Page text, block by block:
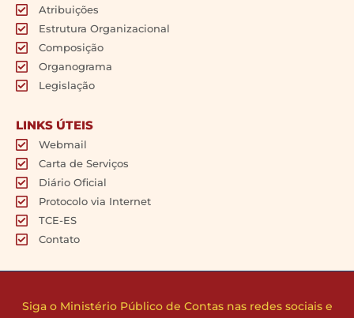
Atribuições
Estrutura Organizacional
Composição
Organograma
Legislação
LINKS ÚTEIS
Webmail
Carta de Serviços
Diário Oficial
Protocolo via Internet
TCE-ES
Contato
Siga o Ministério Público de Contas nas redes sociais e